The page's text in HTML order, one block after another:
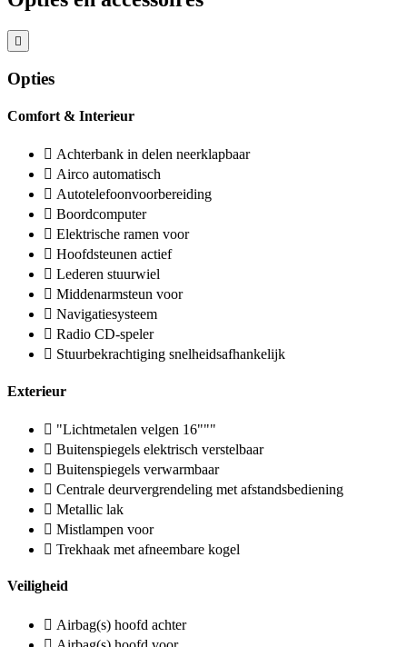
Opties
Comfort & Interieur
Achterbank in delen neerklapbaar
Airco automatisch
Autotelefoonvoorbereiding
Boordcomputer
Elektrische ramen voor
Hoofdsteunen actief
Lederen stuurwiel
Middenarmsteun voor
Navigatiesysteem
Radio CD-speler
Stuurbekrachtiging snelheidsafhankelijk
Exterieur
"Lichtmetalen velgen 16"""
Buitenspiegels elektrisch verstelbaar
Buitenspiegels verwarmbaar
Centrale deurvergrendeling met afstandsbediening
Metallic lak
Mistlampen voor
Trekhaak met afneembare kogel
Veiligheid
Airbag(s) hoofd achter